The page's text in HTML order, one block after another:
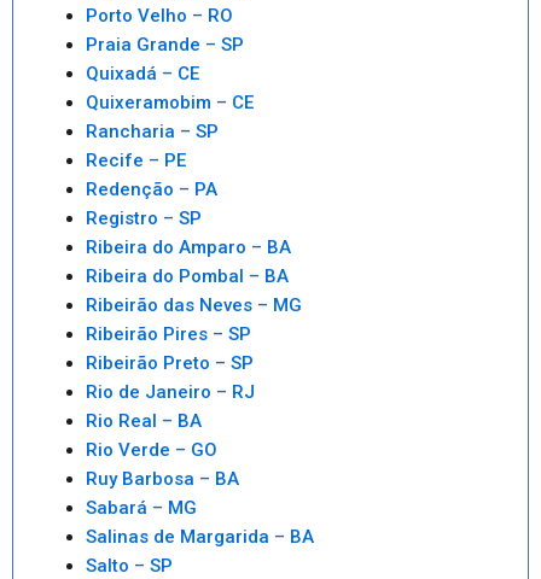
Porto Velho – RO
Praia Grande – SP
Quixadá – CE
Quixeramobim – CE
Rancharia – SP
Recife – PE
Redenção – PA
Registro – SP
Ribeira do Amparo – BA
Ribeira do Pombal – BA
Ribeirão das Neves – MG
Ribeirão Pires – SP
Ribeirão Preto – SP
Rio de Janeiro – RJ
Rio Real – BA
Rio Verde – GO
Ruy Barbosa – BA
Sabará – MG
Salinas de Margarida – BA
Salto – SP